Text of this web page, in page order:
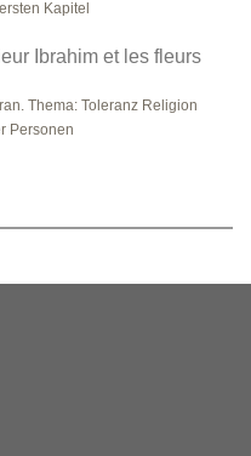
Kapitel
Ibrahim et les fleurs
Thema: Toleranz Religion
Personen